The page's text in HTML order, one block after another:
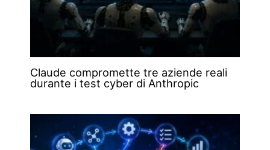
Claude compromette tre aziende reali
durante i test cyber di Anthropic